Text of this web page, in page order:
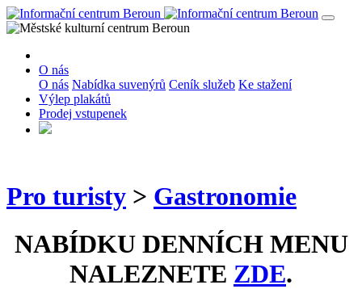
O nás
O nás Nabídka suvenýrů Ceník služeb Ke stažení
Výlep plakátů
Prodej vstupenek
Pro turisty > Gastronomie
NABÍDKU DENNÍCH MENU
NALEZNETE ZDE.